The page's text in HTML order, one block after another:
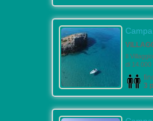
Il
di 14.000
3